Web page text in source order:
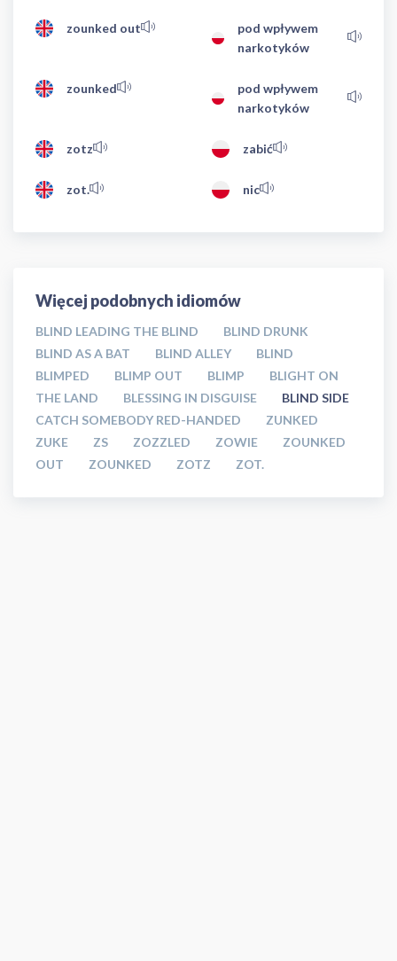
zounked out
pod wpływem
narkotyków
zounked
pod wpływem
narkotyków
zotz zabić
zot. nic
Więcej podobnych idiomów
BLIND LEADING THE BLIND
BLIND DRUNK
BLIND AS A BAT
BLIND ALLEY
BLIND
BLIMPED
BLIMP OUT BLIMP
BLIGHT ON
THE LAND
BLESSING IN DISGUISE
BLIND SIDE
CATCH SOMEBODY RED-HANDED
ZUNKED
ZUKE
ZS ZOZZLED ZOWIE
ZOUNKED
OUT
ZOUNKED ZOTZ ZOT.